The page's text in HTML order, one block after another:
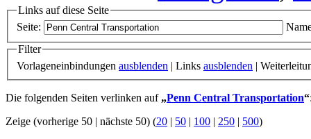
Links auf diese Seite
Seite:
Filter
Vorlageneinbindungen ausblenden | Links ausblenden |
Die folgenden Seiten verlinken auf „Penn Central Transportation“
Zeige (vorherige 50 | nächste 50) (20 | 50 | 100 | 250 | 500)